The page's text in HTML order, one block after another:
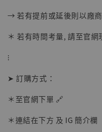
【店內現貨】海
NT$ 1,870
→ 若有提前或延後則以廠
＊ 若有時間考量, 請至官網
⁝
➤ 訂購方式：
＊至官網下單 🔗
＊連結在下方 及 IG 簡介欄